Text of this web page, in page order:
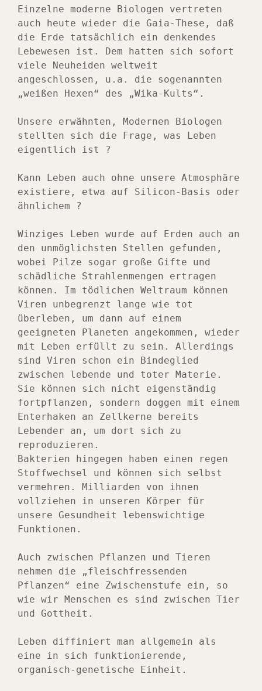
Einzelne moderne Biologen vertreten
auch heute wieder die Gaia-These, daß
die Erde tatsächlich ein denkendes
Lebewesen ist. Dem hatten sich sofort
viele Neuheiden weltweit
angeschlossen, u.a. die sogenannten
„weißen Hexen“ des „Wika-Kults“.
Unsere erwähnten, Modernen Biologen
stellten sich die Frage, was Leben
eigentlich ist ?
Kann Leben auch ohne unsere Atmosphäre
existiere, etwa auf Silicon-Basis oder
ähnlichem ?
Winziges Leben wurde auf Erden auch an
den unmöglichsten Stellen gefunden,
wobei Pilze sogar große Gifte und
schädliche Strahlenmengen ertragen
können. Im tödlichen Weltraum können
Viren unbegrenzt lange wie tot
überleben, um dann auf einem
geeigneten Planeten angekommen, wieder
mit Leben erfüllt zu sein. Allerdings
sind Viren schon ein Bindeglied
zwischen lebende und toter Materie.
Sie können sich nicht eigenständig
fortpflanzen, sondern doggen mit einem
Enterhaken an Zellkerne bereits
Lebender an, um dort sich zu
reproduzieren.
Bakterien hingegen haben einen regen
Stoffwechsel und können sich selbst
vermehren. Milliarden von ihnen
vollziehen in unseren Körper für
unsere Gesundheit lebenswichtige
Funktionen.
Auch zwischen Pflanzen und Tieren
nehmen die „fleischfressenden
Pflanzen“ eine Zwischenstufe ein, so
wie wir Menschen es sind zwischen Tier
und Gottheit.
Leben diffiniert man allgemein als
eine in sich funktionierende,
organisch-genetische Einheit.